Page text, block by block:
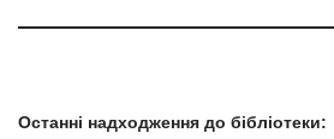
Останні надходження до бібліотеки: